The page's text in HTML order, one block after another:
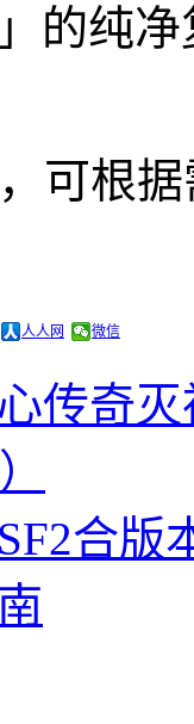
的纯
，可根
人人网 微信
传奇
合版